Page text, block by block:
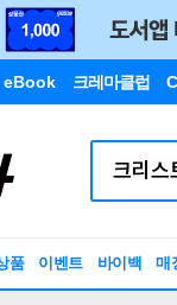
eBook 크레마클럽
품 이벤트 바이백 매